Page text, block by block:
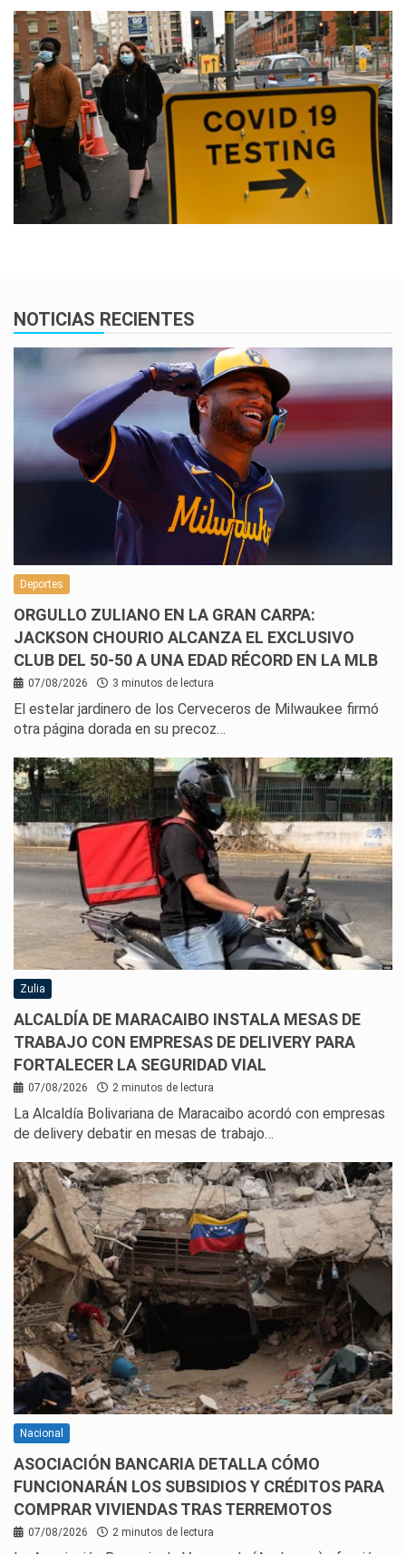
NOTICIAS RECIENTES
Deportes
ORGULLO ZULIANO EN LA GRAN CARPA:
JACKSON CHOURIO ALCANZA EL EXCLUSIVO
CLUB DEL 50-50 A UNA EDAD RÉCORD EN LA MLB
07/08/2026 3 minutos de lectura
El estelar jardinero de los Cerveceros de Milwaukee firmó
otra página dorada en su precoz…
Zulia
ALCALDÍA DE MARACAIBO INSTALA MESAS DE
TRABAJO CON EMPRESAS DE DELIVERY PARA
FORTALECER LA SEGURIDAD VIAL
07/08/2026 2 minutos de lectura
La Alcaldía Bolivariana de Maracaibo acordó con empresas
de delivery debatir en mesas de trabajo…
Nacional
ASOCIACIÓN BANCARIA DETALLA CÓMO
FUNCIONARÁN LOS SUBSIDIOS Y CRÉDITOS PARA
COMPRAR VIVIENDAS TRAS TERREMOTOS
07/08/2026 2 minutos de lectura